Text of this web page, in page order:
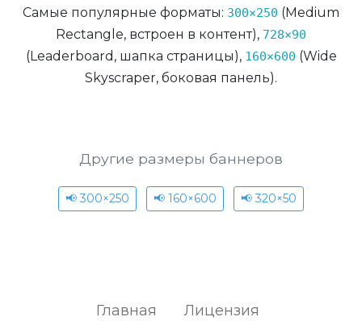
Самые популярные форматы: 300×250 (Medium
Rectangle, встроен в контент), 728×90
(Leaderboard, шапка страницы), 160×600 (Wide
Skyscraper, боковая панель).
Другие размеры баннеров
📢 300×250 📢 160×600 📢 320×50
Главная Лицензия